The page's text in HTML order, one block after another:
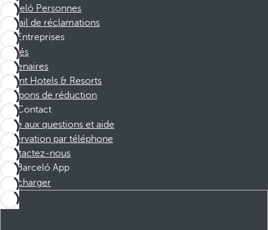
Barceló Personnes
Portail de réclamations
Entreprises
Affiliés
Partenaires
Dorint Hotels & Resorts
Coupons de réduction
Contact
Foire aux questions et aide
Réservation par téléphone
Contactez-nous
Barceló App
Télécharger